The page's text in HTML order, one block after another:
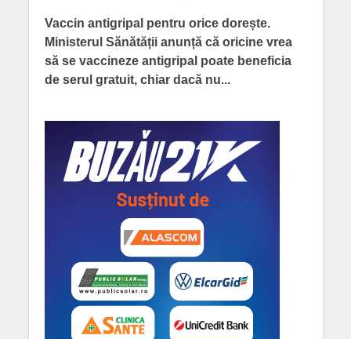
Vaccin antigripal pentru orice dorește.
Ministerul Sănătății anunță că oricine vrea
să se vaccineze antigripal poate beneficia
de serul gratuit, chiar dacă nu...